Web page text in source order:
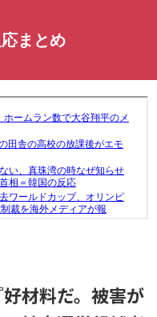
まとめ
材料だ。被害が